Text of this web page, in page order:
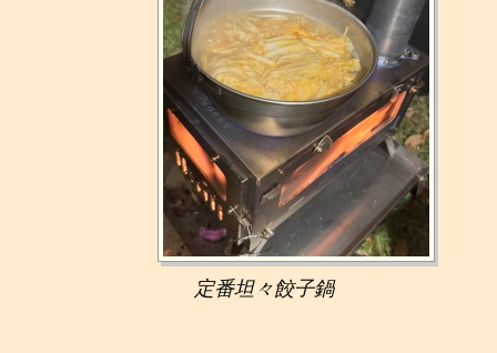
定番坦々餃子鍋